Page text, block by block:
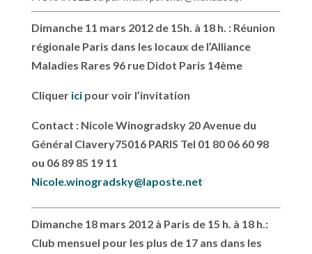
Dimanche 11 mars 2012 de 15h. à 18 h. : Réunion
régionale Paris dans les locaux de l’Alliance
Maladies Rares 96 rue Didot Paris 14ème
Cliquer icipour voir l’invitation
Contact : Nicole Winogradsky 20 Avenue du
Général Clavery75016 PARIS Tel 01 80 06 60 98
ou 06 89 85 19 11
Nicole.winogradsky@laposte.net
Dimanche 18 mars 2012 à Paris de 15 h. à 18 h.:
Club mensuel pour les plus de 17 ans dans les